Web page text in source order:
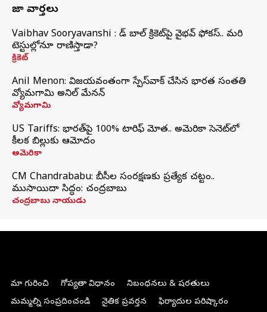
తాజా వార్తలు
Vaibhav Sooryavanshi : రెడ్ బాల్ క్రికెట్‌పై వైభవ్ ఫోకస్.. మరి
టెస్టుల్లోనూ రాణిస్తాడా?
క్రికెట్
Anil Menon: విజయవంతంగా స్పేస్‌వాక్‌ చేసిన భారత సంతతి
వ్యోమగామి అనిల్‌ మేనన్
వ్యోమగామి
US Tariffs: భారత్‌పై 100% టారిఫ్‌ మోత.. అమెరికా సెనెట్‌లో
కీలక బిల్లుకు ఆమోదం
అమెరికా
CM Chandrababu: బీసీల సంరక్షణకు ప్రత్యేక చట్టం..
ముసాయిదా సిద్ధం: చంద్రబాబు
చంద్రబాబు నాయుడు
మా గురించి గోప్యతా విధానం
నిబంధనలు & షరతులు
మమ్మల్ని సంప్రదించండి
నైతిక ప్రవర్తన ఫిర్యాదుల పరిష్కారం